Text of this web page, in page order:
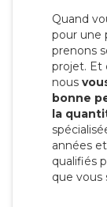
Quand
pour une
prenons
projet. Et
nous
bonne
la
années
qualifiés
que vous